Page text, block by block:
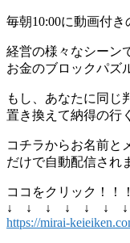
毎朝10:00に動画付き
経営の様々なシーン
お金のブロックパズ
もし、あなたに同じ
置き換えて納得の行
コチラからお名前と
だけで自動配信され
ココをクリック！！！
↓ ↓ ↓ ↓ ↓ ↓
https://mirai-